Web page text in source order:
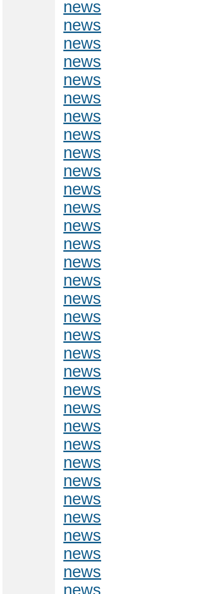
news
news
news
news
news
news
news
news
news
news
news
news
news
news
news
news
news
news
news
news
news
news
news
news
news
news
news
news
news
news
news
news
news